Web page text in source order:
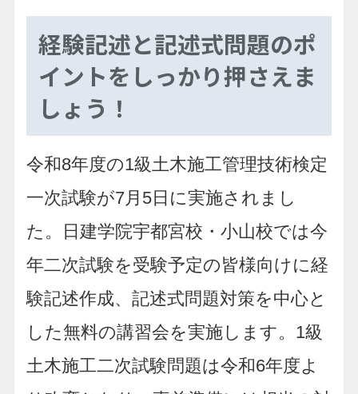
経験記述と記述式問題のポ
イントをしっかり押さえま
しょう！
令和8年度の1級土木施工管理技術検定
一次試験が7月5日に実施されまし
た。日建学院宇都宮校・小山校では今
年二次試験を受験予定の皆様向けに経
験記述作成、記述式問題対策を中心と
した無料の講習会を実施します。1級
土木施工二次試験問題は令和6年度よ